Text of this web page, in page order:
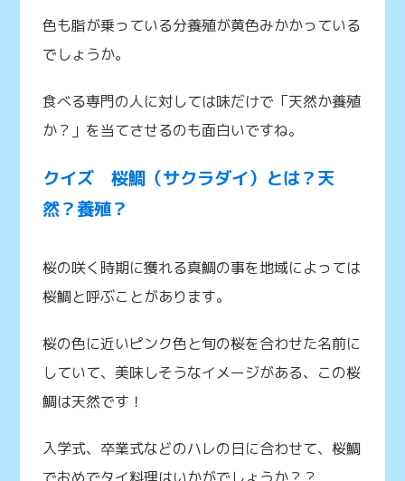
色も脂が乗っている分養殖が黄色みかかっている
でしょうか。
食べる専門の人に対しては味だけで「天然か養殖
か？」を当てさせるのも面白いですね。
クイズ 桜鯛（サクラダイ）とは？天
然？養殖？
桜の咲く時期に獲れる真鯛の事を地域によっては
桜鯛と呼ぶことがあります。
桜の色に近いピンク色と旬の桜を合わせた名前に
していて、美味しそうなイメージがある、この桜
鯛は天然です！
入学式、卒業式などのハレの日に合わせて、桜鯛